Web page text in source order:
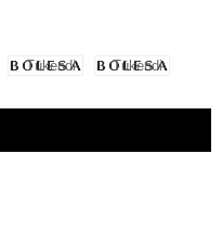
Tükendi Tükendi